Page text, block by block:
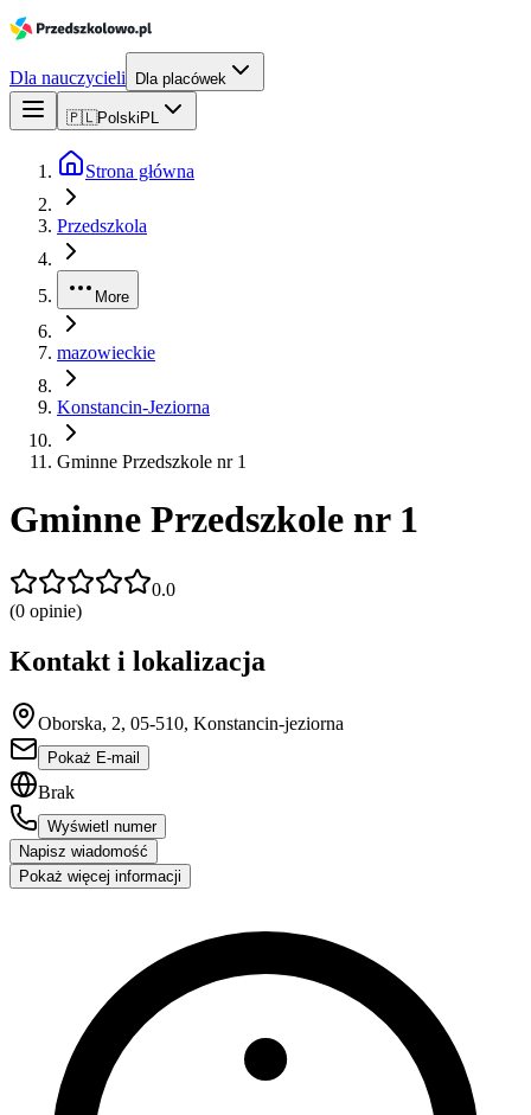
Dla nauczycieli Dla placówek
🇵🇱Polski PL
Strona główna
Przedszkola
More
mazowieckie
Konstancin-Jeziorna
Gminne Przedszkole nr 1
Gminne Przedszkole nr 1
0.0
(0 opinie)
Kontakt i lokalizacja
Oborska, 2, 05-510, Konstancin-jeziorna
Pokaż E-mail
Brak
Wyświetl numer
Napisz wiadomość
Pokaż więcej informacji